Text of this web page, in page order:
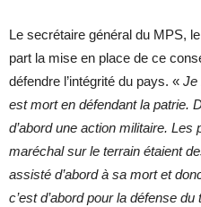
Le secrétaire général du MPS,
part la mise en place de ce
défendre l’intégrité du pays. « Je
est mort en défendant la patrie.
d’abord une action militaire.
maréchal sur le terrain étaient
assisté d’abord à sa mort et
c’est d’abord pour la défense